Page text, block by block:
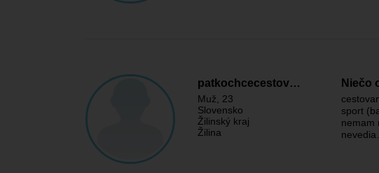
patkochcecestov…
Muž , 23
Slovensko
Žilinský kraj
Žilina
Niečo
sport
nemam